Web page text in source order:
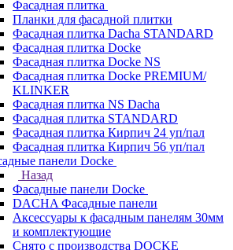
Фасадная плитка
Планки для фасадной плитки
Фасадная плитка Dacha STANDARD
Фасадная плитка Docke
Фасадная плитка Docke NS
Фасадная плитка Docke PREMIUM/
KLINKER
Фасадная плитка NS Dacha
Фасадная плитка STANDARD
Фасадная плитка Кирпич 24 уп/пал
Фасадная плитка Кирпич 56 уп/пал
панели Docke
Назад
Фасадные панели Docke
DACHA Фасадные панели
Аксессуары к фасадным панелям 30мм
и комплектующие
Снято с производства DOCKE